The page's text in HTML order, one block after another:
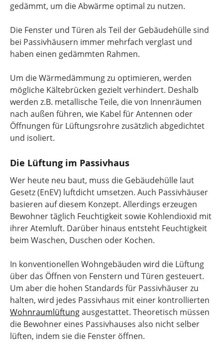
gedämmt, um die Abwärme optimal zu nutzen.
Die Fenster und Türen als Teil der Gebäudehülle sind
bei Passivhäusern immer mehrfach verglast und
haben einen gedämmten Rahmen.
Um die Wärmedämmung zu optimieren, werden
mögliche Kältebrücken gezielt verhindert. Deshalb
werden z.B. metallische Teile, die von Innenräumen
nach außen führen, wie Kabel für Antennen oder
Öffnungen für Lüftungsrohre zusätzlich abgedichtet
und isoliert.
Die Lüftung im Passivhaus
Wer heute neu baut, muss die Gebäudehülle laut
Gesetz (EnEV) luftdicht umsetzen. Auch Passivhäuser
basieren auf diesem Konzept. Allerdings erzeugen
Bewohner täglich Feuchtigkeit sowie Kohlendioxid mit
ihrer Atemluft. Darüber hinaus entsteht Feuchtigkeit
beim Waschen, Duschen oder Kochen.
In konventionellen Wohngebäuden wird die Lüftung
über das Öffnen von Fenstern und Türen gesteuert.
Um aber die hohen Standards für Passivhäuser zu
halten, wird jedes Passivhaus mit einer kontrollierten
Wohnraumlüftungausgestattet. Theoretisch müssen
die Bewohner eines Passivhauses also nicht selber
lüften, indem sie die Fenster öffnen.